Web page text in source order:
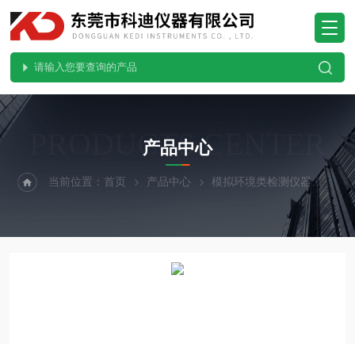
PRODUCTS CENTER
产品中心
当前位置：首页 产品中心 模拟环境类检测仪器 紫